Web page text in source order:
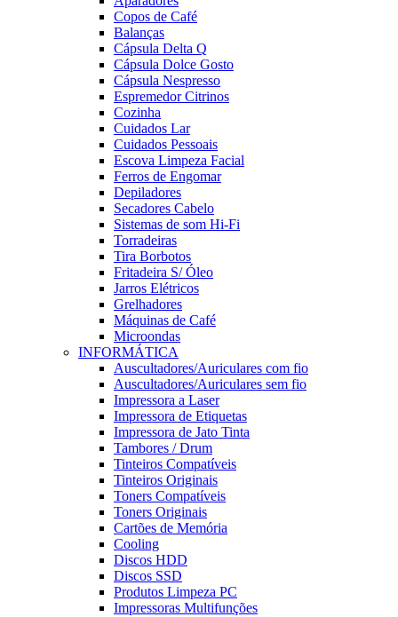
Copos de Café
Balanças
Cápsula Delta Q
Cápsula Dolce Gosto
Cápsula Nespresso
Espremedor Citrinos
Cozinha
Cuidados Lar
Cuidados Pessoais
Escova Limpeza Facial
Ferros de Engomar
Depiladores
Secadores Cabelo
Sistemas de som Hi-Fi
Torradeiras
Tira Borbotos
Fritadeira S/ Óleo
Jarros Elétricos
Grelhadores
Máquinas de Café
Microondas
INFORMÁTICA
Auscultadores/Auriculares com fio
Auscultadores/Auriculares sem fio
Impressora a Laser
Impressora de Etiquetas
Impressora de Jato Tinta
Tambores / Drum
Tinteiros Compatíveis
Tinteiros Originais
Toners Compatíveis
Toners Originais
Cartões de Memória
Cooling
Discos HDD
Discos SSD
Produtos Limpeza PC
Impressoras Multifunções